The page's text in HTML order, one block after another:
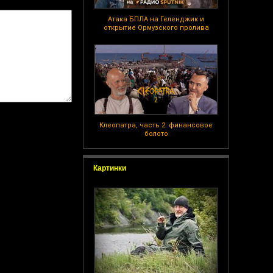
Атака БПЛА на Геленджик и
открытие Ормузского пролива
Клеопатра, часть 2: финансовое
болото
Картинки